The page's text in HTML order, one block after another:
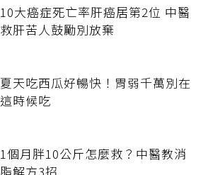
10大癌症死亡率肝癌居第2位 中醫
救肝苦人鼓勵別放棄
夏天吃西瓜好暢快！胃弱千萬別在
這時候吃
1個月胖10公斤怎麼救？中醫教消
脂解方3招